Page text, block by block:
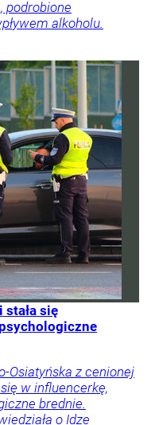
podrobione
alkoholu.
stała się
Osiatyńska z cenionej
w influencerkę,
brednie.
o Idze